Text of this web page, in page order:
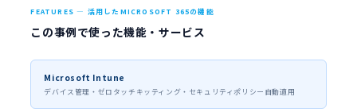
FEATURES — 活用したMICROSOFT 365の機能
この事例で使った機能・サービス
Microsoft Intune
デバイス管理・ゼロタッチキッティング・セキュリティポリシー自動適用